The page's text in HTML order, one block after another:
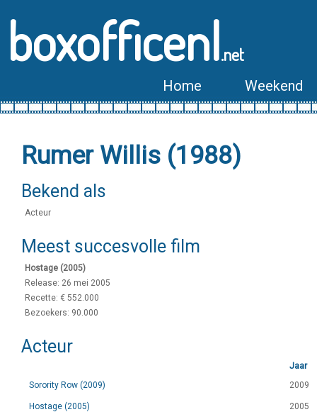
boxofficenl.net
Home Weekend
Rumer Willis (1988)
Bekend als
Acteur
Meest succesvolle film
Hostage (2005)
Release: 26 mei 2005
Recette: € 552.000
Bezoekers: 90.000
Acteur
Jaar
Sorority Row (2009)
2009
Hostage (2005) 2005